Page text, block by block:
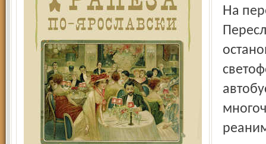
На пересечении улиц Свободы, Советской и Ростовской в